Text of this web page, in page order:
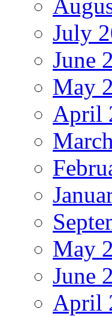
July
June
May
April
May
June
April